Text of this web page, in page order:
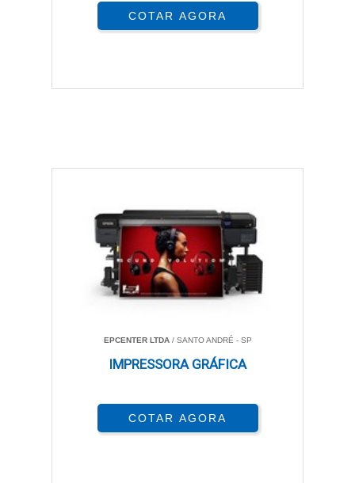
COTAR AGORA
EPCENTER LTDA/ SANTO ANDRÉ - SP
IMPRESSORA GRÁFICA
COTAR AGORA